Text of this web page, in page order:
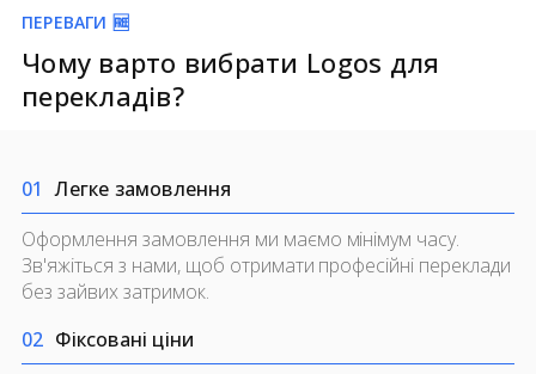
ПЕРЕВАГИ 🆓
Чому варто вибрати Logos для
перекладів?
01
Легке замовлення
Оформлення замовлення ми маємо мінімум часу.
Зв'яжіться з нами, щоб отримати професійні переклади
без зайвих затримок.
02 Фіксовані ціни